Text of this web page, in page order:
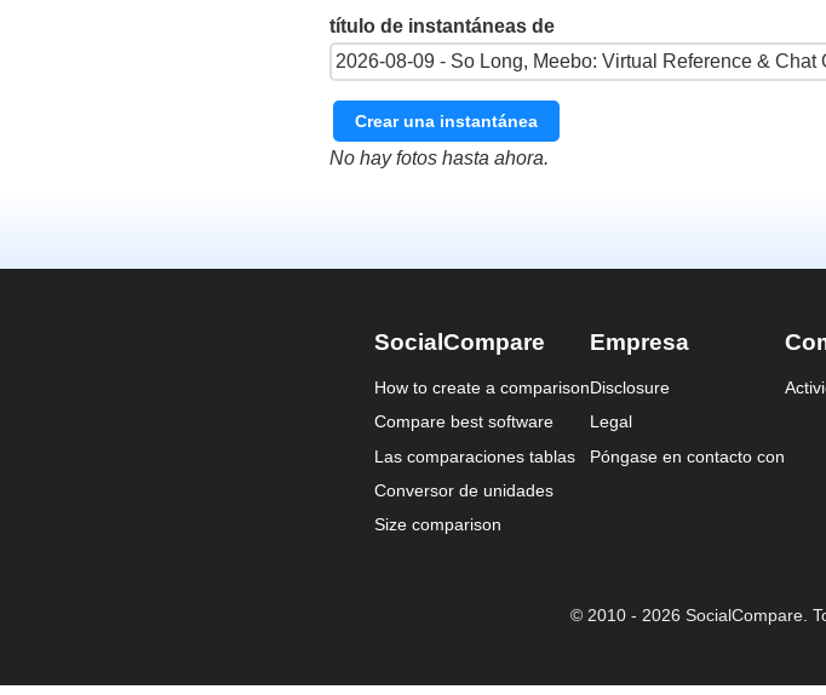
título de instantáneas de
Crear una instantánea
No hay fotos hasta ahora.
SocialCompare
How to create a comparison
Compare best software
Las comparaciones tablas
Conversor de unidades
Size comparison
Empresa
Disclosure
Legal
Póngase en contacto con
© 2010 - 2026 SocialCompare.